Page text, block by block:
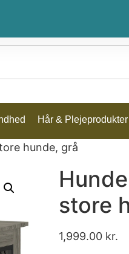
Hår & Plejeprodukter
hunde, grå
store
1,999.00 kr.